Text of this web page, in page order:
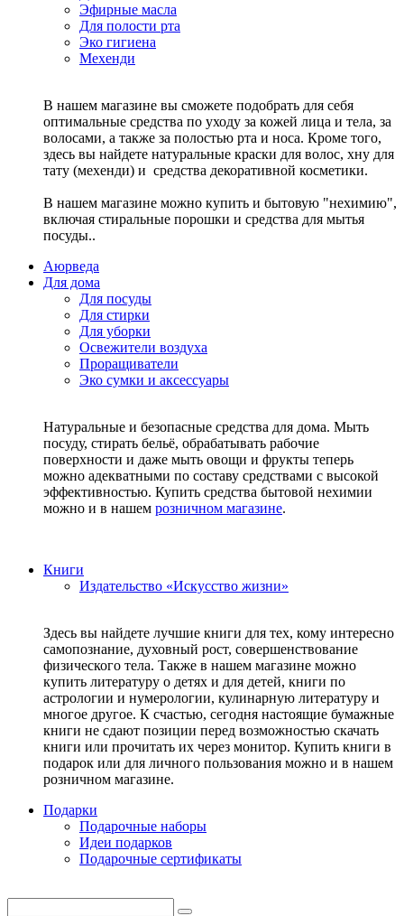
Эфирные масла
Для полости рта
Эко гигиена
Мехенди
В нашем магазине вы сможете подобрать для себя
оптимальные средства по уходу за кожей лица и тела, за
волосами, а также за полостью рта и носа. Кроме того,
здесь вы найдете натуральные краски для волос, хну для
тату (мехенди) и средства декоративной косметики.
В нашем магазине можно купить и бытовую "нехимию",
включая стиральные порошки и средства для мытья
посуды..
Аюрведа
Для дома
Для посуды
Для стирки
Для уборки
Освежители воздуха
Проращиватели
Эко сумки и аксессуары
Натуральные и безопасные средства для дома. Мыть
посуду, стирать бельё, обрабатывать рабочие
поверхности и даже мыть овощи и фрукты теперь
можно адекватными по составу средствами с высокой
эффективностью. Купить средства бытовой нехимии
можно и в нашем розничном магазине.
Книги
Издательство «Искусство жизни»
Здесь вы найдете лучшие книги для тех, кому интересно
самопознание, духовный рост, совершенствование
физического тела. Также в нашем магазине можно
купить литературу о детях и для детей, книги по
астрологии и нумерологии, кулинарную литературу и
многое другое. К счастью, сегодня настоящие бумажные
книги не сдают позиции перед возможностью скачать
книги или прочитать их через монитор. Купить книги в
подарок или для личного пользования можно и в нашем
розничном магазине.
Подарки
Подарочные наборы
Идеи подарков
Подарочные сертификаты